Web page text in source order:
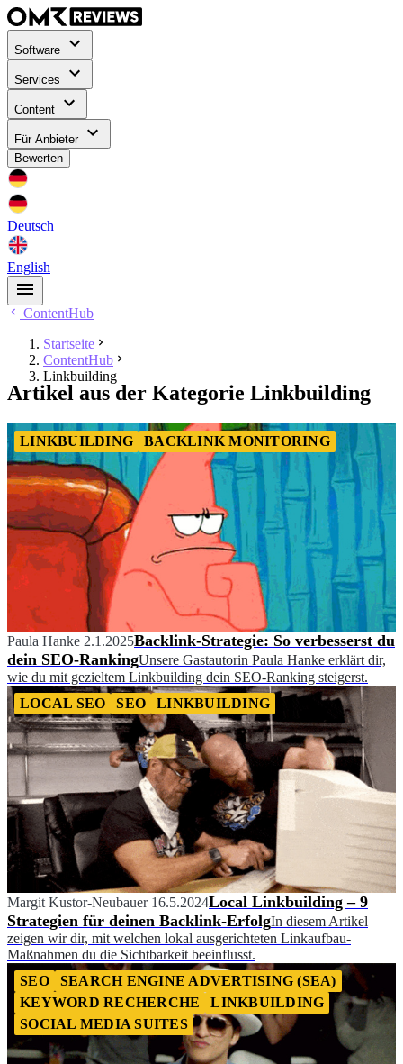
Software
Services
Content
Für Anbieter
Bewerten
Deutsch
English
ContentHub
Startseite
ContentHub
Linkbuilding
Artikel aus der Kategorie Linkbuilding
LINKBUILDING BACKLINK MONITORING
Paula Hanke 2.1.2025Backlink-Strategie: So verbesserst du
dein SEO-RankingUnsere Gastautorin Paula Hanke erklärt dir,
wie du mit gezieltem Linkbuilding dein SEO-Ranking steigerst.
LOCAL SEO
SEO LINKBUILDING
Margit Kustor-Neubauer 16.5.2024Local Linkbuilding – 9
Strategien für deinen Backlink-ErfolgIn diesem Artikel
zeigen wir dir, mit welchen lokal ausgerichteten Linkaufbau-
Maßnahmen du die Sichtbarkeit beeinflusst.
SEO
SEARCH ENGINE ADVERTISING (SEA)
KEYWORD RECHERCHE
LINKBUILDING
SOCIAL MEDIA SUITES